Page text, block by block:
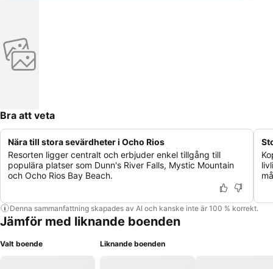
Bra att veta
Nära till stora sevärdheter i Ocho Rios
Resorten ligger centralt och erbjuder enkel tillgång till
populära platser som Dunn's River Falls, Mystic Mountain
och Ocho Rios Bay Beach.
Denna sammanfattning skapades av AI och kanske inte är 100 % korrekt.
Jämför med liknande boenden
Valt boende Liknande boenden